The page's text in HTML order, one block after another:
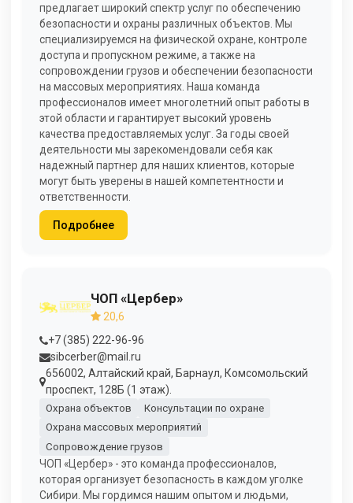
предлагает широкий спектр услуг по обеспечению
безопасности и охраны различных объектов. Мы
специализируемся на физической охране, контроле
доступа и пропускном режиме, а также на
сопровождении грузов и обеспечении безопасности
на массовых мероприятиях. Наша команда
профессионалов имеет многолетний опыт работы в
этой области и гарантирует высокий уровень
качества предоставляемых услуг. За годы своей
деятельности мы зарекомендовали себя как
надежный партнер для наших клиентов, которые
могут быть уверены в нашей компетентности и
ответственности.
Подробнее
ЧОП «Цербер»
20,6
+7 (385) 222-96-96
sibcerber@mail.ru
656002, Алтайский край, Барнаул, Комсомольский
проспект, 128Б (1 этаж).
Охрана объектов
Консультации по охране
Охрана массовых мероприятий
Сопровождение грузов
ЧОП «Цербер» - это команда профессионалов,
которая организует безопасность в каждом уголке
Сибири. Мы гордимся нашим опытом и людьми,